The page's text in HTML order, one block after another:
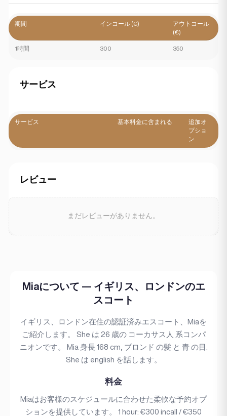
期間 インコール (€)
アウトコール
(€)
1時間 300 350
サービス
サービス 基本料金に含まれる
追加オ
プショ
ン
レビュー
まだレビューがありません。
Miaについて — イギリス、ロンドンのエ
スコート
イギリス、ロンドン在住の認証済みエスコート、Miaを
ご紹介します。 She は 26 歳の コーカサス人 系コンパ
ニオンです。 Mia 身長 168 cm, ブロンド の髪 と 青 の目.
She は english を話します。
料金
Miaはお客様のスケジュールに合わせた柔軟な予約オプ
ションを提供しています。 1 hour: €300 incall / €350